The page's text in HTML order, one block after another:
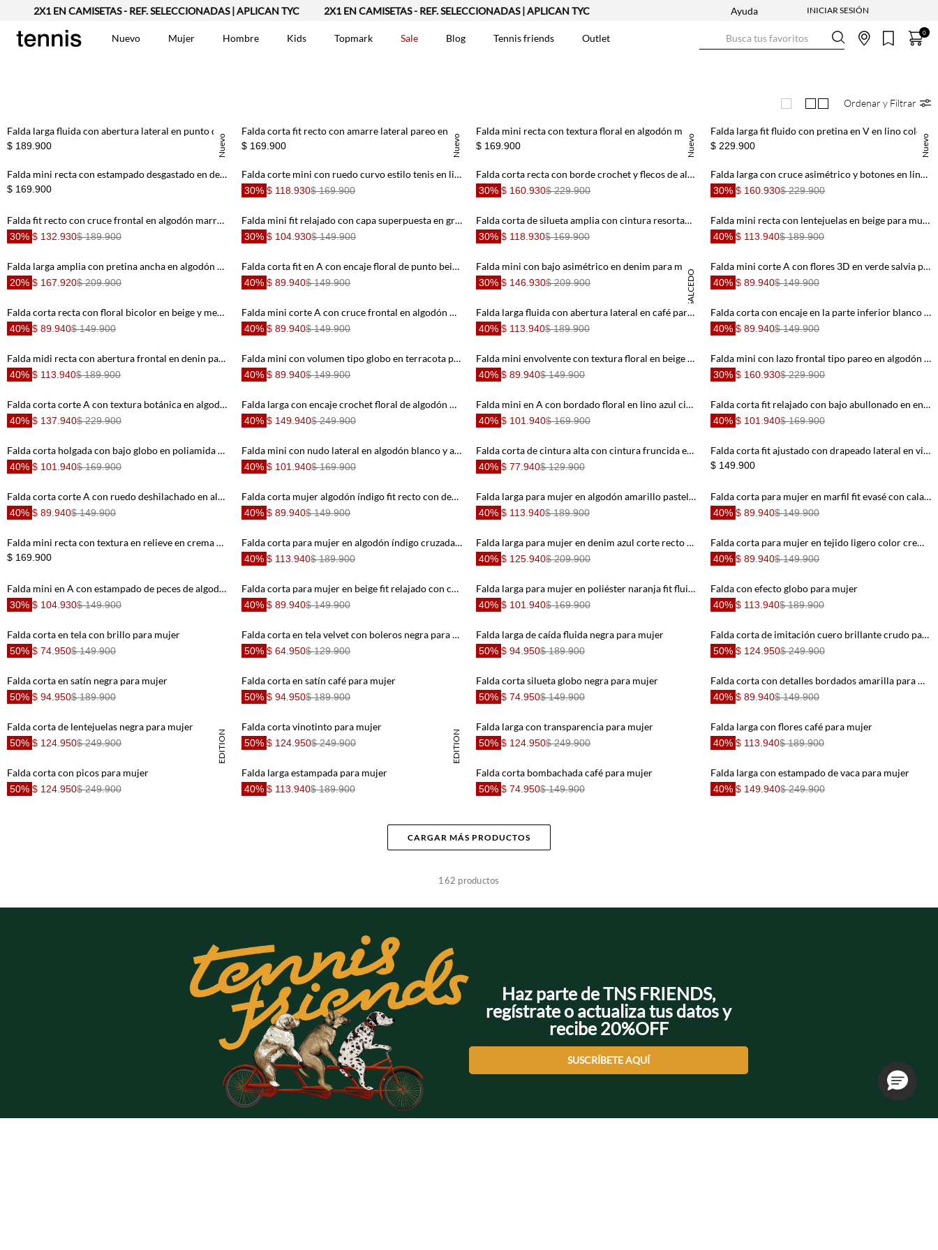
2X1 EN CAMISETAS - REF. SELECCIONADAS | APLICAN TYC 2X1 EN CAMISETAS - REF. SELECCIONADAS | APLICAN TYC Ayuda
Nuevo Mujer Hombre Kids Topmark Sale Blog Tennis friends Outlet
2. Blusas
Jeans Mujer
4 Chaleco
Falda
6. Vestido
Chaqueta
Bermuda
0
Ordenar y Filtrar
Nuevo
Falda larga fluida con abertura lateral en punto de modal café para mujer
$ 189.900 Nuevo
Falda corta fit recto con amarre lateral pareo en terracota para mujer
$ 169.900 Nuevo
Falda mini recta con textura floral en algodón marfil para mujer
$ 169.900 Nuevo
Falda larga fit fluido con pretina en V en lino color arena para mujer
$ 229.900
Falda mini recta con estampado desgastado en denim de algodón azul para mujer
$ 169.900
Falda corte mini con ruedo curvo estilo tenis en lino blanco para mujer
30% $ 118.930$ 169.900
Falda corta recta con borde crochet y flecos de algodón marfil para mujer
30% $ 160.930$ 229.900
Falda larga con cruce asimétrico y botones en lino chocolate para mujer
30% $ 160.930$ 229.900
Falda fit recto con cruce frontal en algodón marrón para mujer
30% $ 132.930$ 189.900
Falda mini fit relajado con capa superpuesta en gris claro para mujer
30% $ 104.930$ 149.900
Falda corta de silueta amplia con cintura resortada en algodón blanco para mujer
30% $ 118.930$ 169.900
Falda mini recta con lentejuelas en beige para mujer
40% $ 113.940$ 189.900
Falda larga amplia con pretina ancha en algodón crudo para mujer
20% $ 167.920$ 209.900
Falda corta fit en A con encaje floral de punto beige y marrón para mujer
40% $ 89.940$ 149.900 DANIELA SALCEDO
30% $ 146.930$ 209.900
Falda mini corte A con flores 3D en verde salvia para mujer
40% $ 89.940$ 149.900
Falda corta recta con floral bicolor en beige y menta para mujer
40% $ 89.940$ 149.900
Falda mini corte A con cruce frontal en algodón marfil para mujer
40% $ 89.940$ 149.900
Falda larga fluida con abertura lateral en café para mujer
40% $ 113.940$ 189.900
Falda corta con encaje en la parte inferior blanco para mujer
40% $ 89.940$ 149.900
Falda midi recta con abertura frontal en denin para mujer
40% $ 113.940$ 189.900
Falda mini con volumen tipo globo en terracota para mujer
40% $ 89.940$ 149.900
Falda mini envolvente con textura floral en beige para mujer
40% $ 89.940$ 149.900
Falda mini con lazo frontal tipo pareo en algodón gris para mujer
30% $ 160.930$ 229.900
Falda corta corte A con textura botánica en algodón beige para mujer
40% $ 137.940$ 229.900
Falda larga con encaje crochet floral de algodón marfil para mujer
40% $ 149.940$ 249.900
Falda mini en A con bordado floral en lino azul cielo para mujer
40% $ 101.940$ 169.900
Falda corta fit relajado con bajo abullonado en encaje blanco para mujer
40% $ 101.940$ 169.900
Falda corta holgada con bajo globo en poliamida coral para mujer
40% $ 101.940$ 169.900
Falda mini con nudo lateral en algodón blanco y amarillo para mujer
40% $ 101.940$ 169.900
Falda corta de cintura alta con cintura fruncida en algodón crudo para mujer
40% $ 77.940$ 129.900
Falda corta fit ajustado con drapeado lateral en viscosa arena para mujer
$ 149.900
Falda corta corte A con ruedo deshilachado en algodón azul para mujer
40% $ 89.940$ 149.900
Falda corta mujer algodón índigo fit recto con deshilachado
40% $ 89.940$ 149.900
Falda larga para mujer en algodón amarillo pastel fit fluido con encaje floral
40% $ 113.940$ 189.900
Falda corta para mujer en marfil fit evasé con calado floral
40% $ 89.940$ 149.900
Falda mini recta con textura en relieve en crema para mujer
$ 169.900
Falda corta para mujer en algodón índigo cruzada con cinturón
40% $ 113.940$ 189.900
Falda larga para mujer en denim azul corte recto con abertura frontal
40% $ 125.940$ 209.900
Falda corta para mujer en tejido ligero color crema silueta globo con cintura fruncida
40% $ 89.940$ 149.900
Falda mini en A con estampado de peces de algodón naranja para mujer
30% $ 104.930$ 149.900
Falda corta para mujer en beige fit relajado con cruce frontal asimétrico
40% $ 89.940$ 149.900
Falda larga para mujer en poliéster naranja fit fluido con textura arrugada en franjas
40% $ 101.940$ 169.900
Falda con efecto globo para mujer
40% $ 113.940$ 189.900
Falda corta en tela con brillo para mujer
50% $ 74.950$ 149.900
Falda corta en tela velvet con boleros negra para mujer
50% $ 64.950$ 129.900
Falda larga de caída fluida negra para mujer
50% $ 94.950$ 189.900
Falda corta de imitación cuero brillante crudo para mujer
50% $ 124.950$ 249.900
Falda corta en satín negra para mujer
50% $ 94.950$ 189.900
Falda corta en satín café para mujer
50% $ 94.950$ 189.900
Falda corta silueta globo negra para mujer
50% $ 74.950$ 149.900
Falda corta con detalles bordados amarilla para mujer
40% $ 89.940$ 149.900
SPECIAL EDITION
Falda corta de lentejuelas negra para mujer
50% $ 124.950$ 249.900 SPECIAL EDITION
Falda corta vinotinto para mujer
50% $ 124.950$ 249.900
Falda larga con transparencia para mujer
50% $ 124.950$ 249.900
Falda larga con flores café para mujer
40% $ 113.940$ 189.900
Falda corta con picos para mujer
50% $ 124.950$ 249.900
Falda larga estampada para mujer
40% $ 113.940$ 189.900
Falda corta bombachada café para mujer
50% $ 74.950$ 149.900
Falda larga con estampado de vaca para mujer
40% $ 149.940$ 249.900
CARGAR MÁS PRODUCTOS
162 productos
Haz parte de TNS FRIENDS,
regístrate o actualiza tus datos y
recibe 20%OFF
SUSCRÍBETE AQUÍ